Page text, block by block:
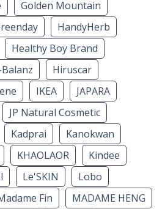
Golden Mountain
HandyHerb
Healthy Boy Brand
Hiruscar
IKEA
JAPARA
JP Natural Cosmetic
Kadprai
Kanokwan
KHAOLAOR
Kindee
Le'SKIN
Lobo
Fin
MADAME HENG